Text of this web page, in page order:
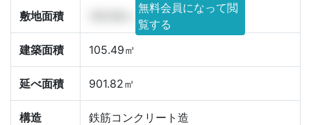
敷地面積
無料会員になって閲
覧する
建築面積
105.49㎡
延べ面積 901.82㎡
構造
鉄筋コンクリート造